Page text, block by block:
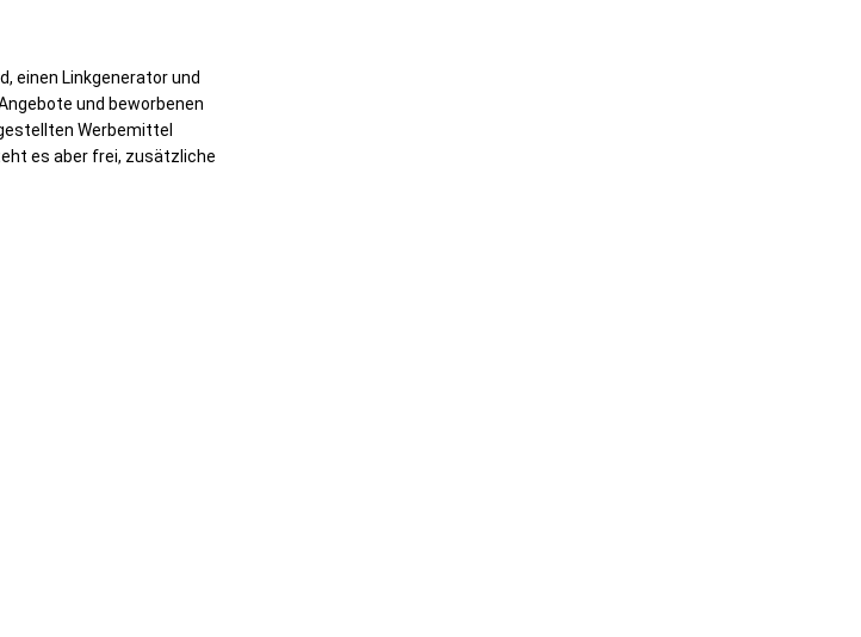
einen Linkgenerator und
und beworbenen
Werbemittel
es aber frei, zusätzliche